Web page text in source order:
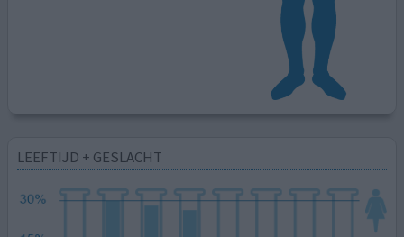
LEEFTIJD + GESLACHT